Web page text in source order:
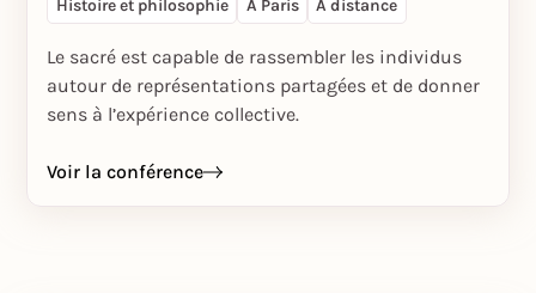
Histoire et philosophie À Paris À distance
Le sacré est capable de rassembler les individus
autour de représentations partagées et de donner
sens à l’expérience collective.
Voir la conférence